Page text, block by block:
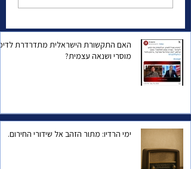
בטורונטו ?
האם התקשורת הישראלית מתדרדרת
מוסרי ושנאה עצמית?
ימי הרדיו: מתור הזהב אל שידורי החירום.